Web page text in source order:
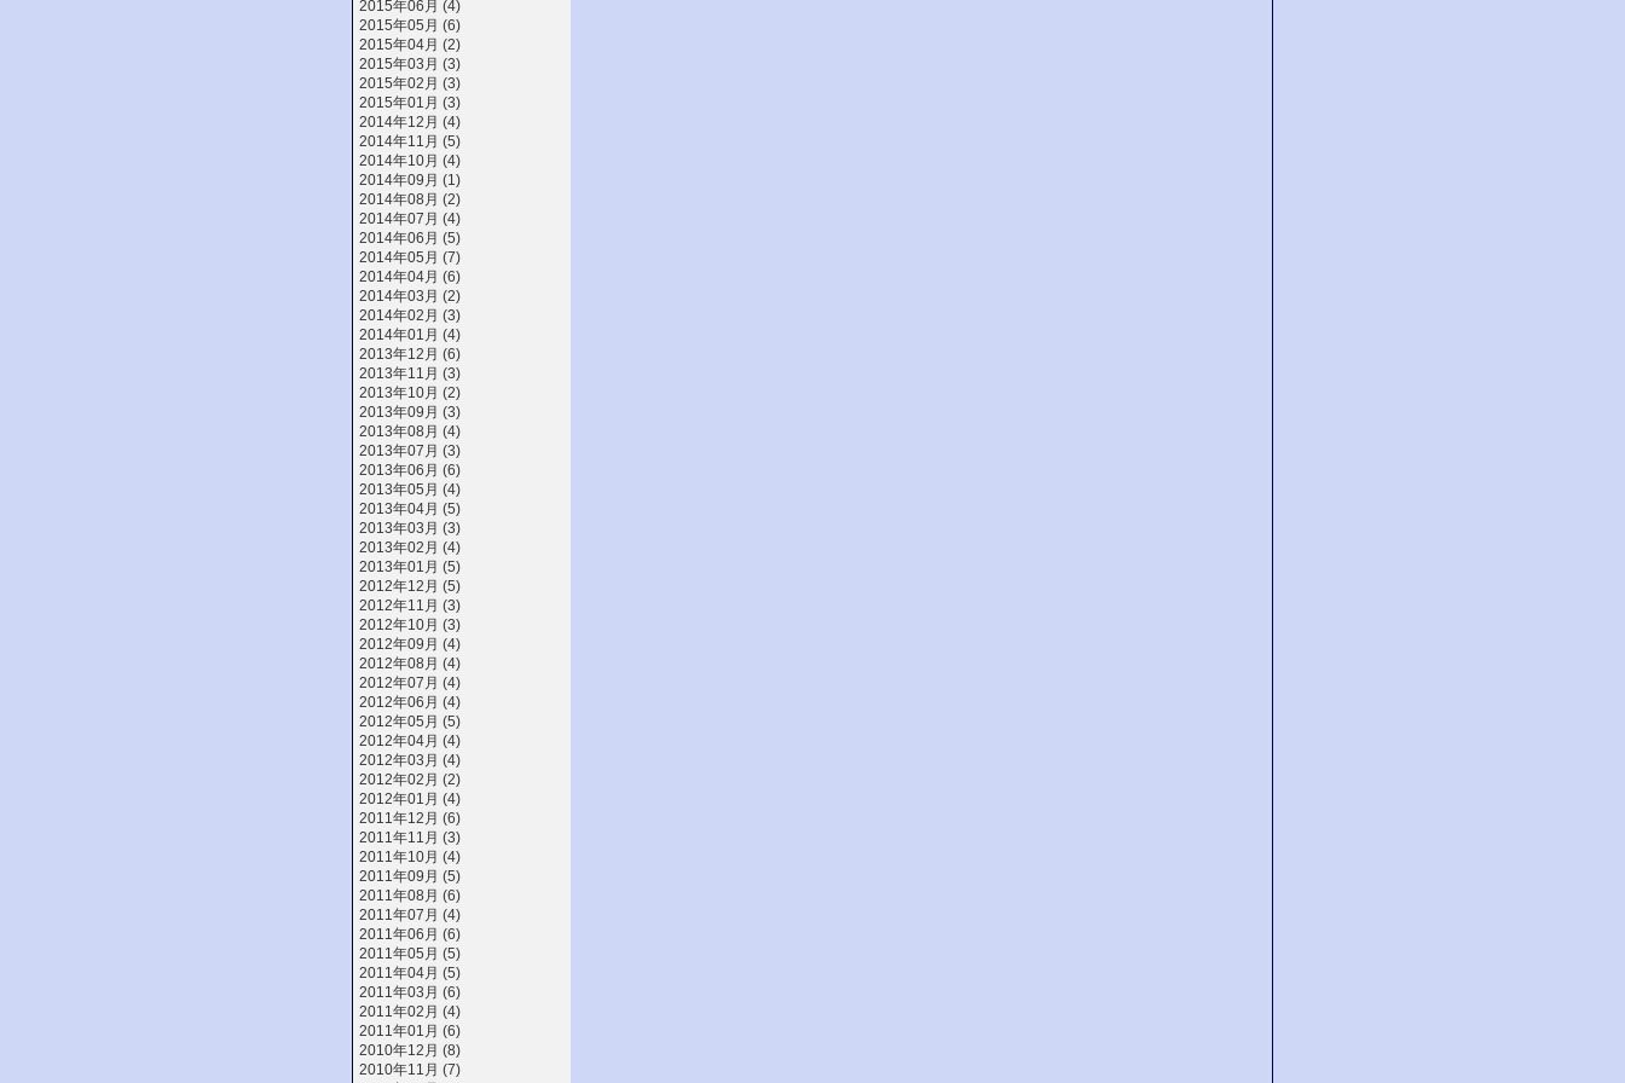
2015年06月 (4)
2015年05月 (6)
2015年04月 (2)
2015年03月 (3)
2015年02月 (3)
2015年01月 (3)
2014年12月 (4)
2014年11月 (5)
2014年10月 (4)
2014年09月 (1)
2014年08月 (2)
2014年07月 (4)
2014年06月 (5)
2014年05月 (7)
2014年04月 (6)
2014年03月 (2)
2014年02月 (3)
2014年01月 (4)
2013年12月 (6)
2013年11月 (3)
2013年10月 (2)
2013年09月 (3)
2013年08月 (4)
2013年07月 (3)
2013年06月 (6)
2013年05月 (4)
2013年04月 (5)
2013年03月 (3)
2013年02月 (4)
2013年01月 (5)
2012年12月 (5)
2012年11月 (3)
2012年10月 (3)
2012年09月 (4)
2012年08月 (4)
2012年07月 (4)
2012年06月 (4)
2012年05月 (5)
2012年04月 (4)
2012年03月 (4)
2012年02月 (2)
2012年01月 (4)
2011年12月 (6)
2011年11月 (3)
2011年10月 (4)
2011年09月 (5)
2011年08月 (6)
2011年07月 (4)
2011年06月 (6)
2011年05月 (5)
2011年04月 (5)
2011年03月 (6)
2011年02月 (4)
2011年01月 (6)
2010年12月 (8)
2010年11月 (7)